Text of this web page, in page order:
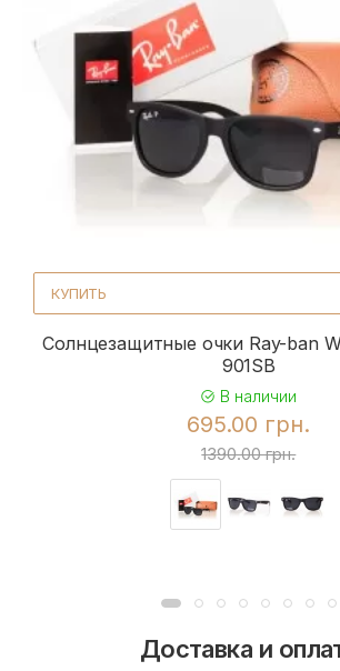
КУПИТЬ
Солнцезащитные очки Ray-ban
901SB
В наличии
695.00 грн.
1390.00 грн.
Доставка и